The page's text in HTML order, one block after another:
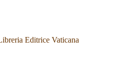
Editrice Vaticana